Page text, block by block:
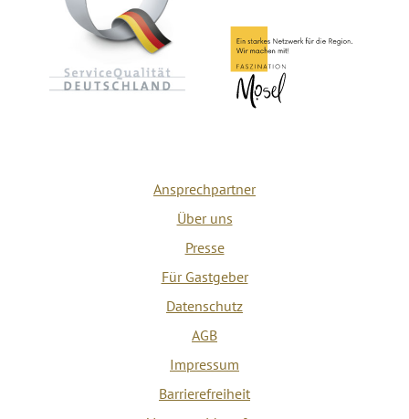
Ansprechpartner
Über uns
Presse
Für Gastgeber
Datenschutz
AGB
Impressum
Barrierefreiheit